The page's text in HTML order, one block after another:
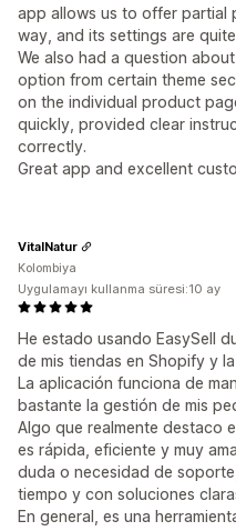
app allows us to offer partial
way, and its settings are
We also had a question
option from certain theme
on the individual product
quickly, provided clear
correctly.
Great app and excellent
He estado usando EasySell
de mis tiendas en Shopify y
La aplicación funciona de
bastante la gestión de mis
Algo que realmente destaco
es rápida, eficiente y muy
duda o necesidad de
tiempo y con soluciones
En general, es una
VitalNatur
Kolombiya
Uygulamayı kullanma süresi:10 ay